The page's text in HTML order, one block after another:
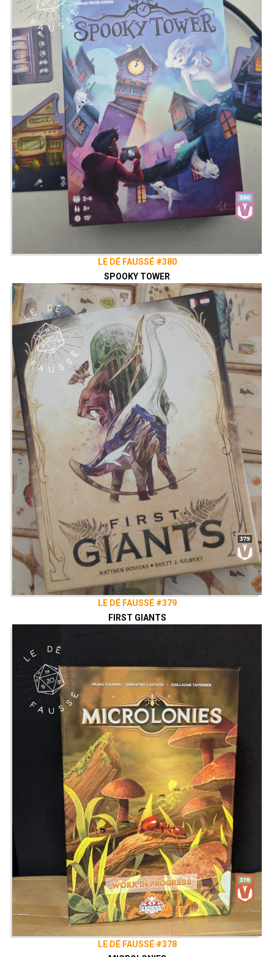
LE DÉ FAUSSÉ #380
SPOOKY TOWER
LE DÉ FAUSSÉ #379
FIRST GIANTS
LE DÉ FAUSSÉ #378